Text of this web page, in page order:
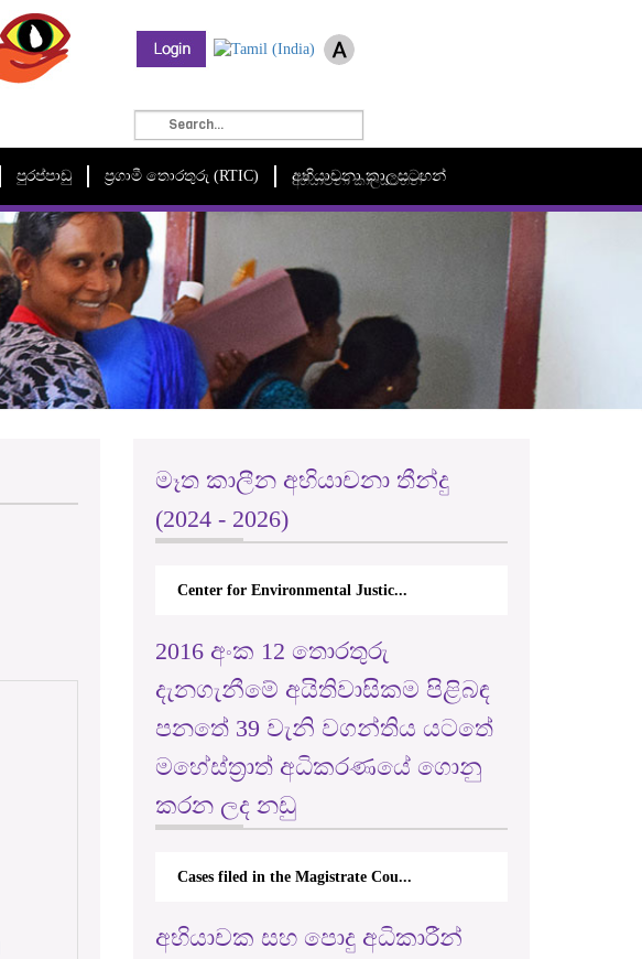
පුරප්පාඩු ප්‍රගාමී තොරතුරු (RTIC) අභියාචනා කාලසටහන්
අභියාචනා කාලසටහන්
මෑත කාලීන අභියාචනා තීන්දු
(2024 - 2026)
Center for Environmental Justic...
2016 අංක 12 තොරතුරු
දැනගැනීමේ අයිතිවාසිකම පිළිබඳ
පනතේ 39 වැනි වගන්තිය යටතේ
මහේස්ත්‍රාත් අධිකරණයේ ගොනු
කරන ලද නඩු
Cases filed in the Magistrate Cou...
අභියාචක සහ පොදු අධිකාරීන්